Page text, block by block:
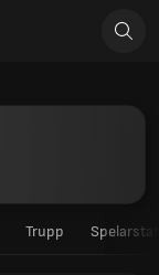
Trupp